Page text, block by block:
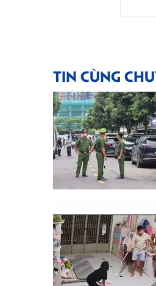
TIN CÙNG